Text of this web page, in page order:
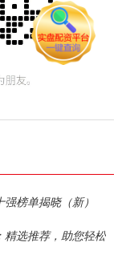
榜单揭晓（新）
精选推荐，助您轻松